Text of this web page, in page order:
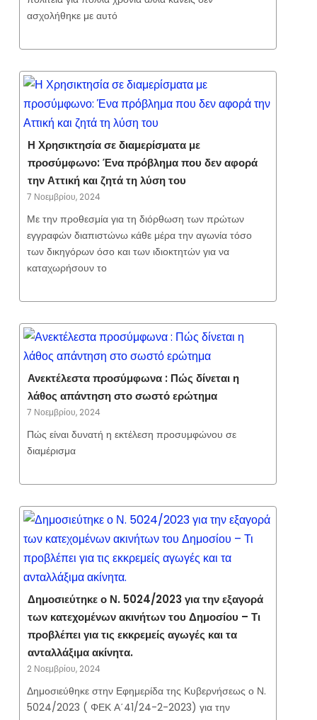
ασχολήθηκε με αυτό
Η Χρησικτησία σε διαμερίσματα με
προσύμφωνο: Ένα πρόβλημα που δεν αφορά
την Αττική και ζητά τη λύση του
7 Νοεμβρίου, 2024
Με την προθεσμία για τη διόρθωση των πρώτων
εγγραφών διαπιστώνω κάθε μέρα την αγωνία τόσο
των δικηγόρων όσο και των ιδιοκτητών για να
καταχωρήσουν το
Ανεκτέλεστα προσύμφωνα : Πώς δίνεται η
λάθος απάντηση στο σωστό ερώτημα
7 Νοεμβρίου, 2024
Πώς είναι δυνατή η εκτέλεση προσυμφώνου σε
διαμέρισμα
Δημοσιεύτηκε ο Ν. 5024/2023 για την εξαγορά
των κατεχομένων ακινήτων του Δημοσίου – Τι
προβλέπει για τις εκκρεμείς αγωγές και τα
ανταλλάξιμα ακίνητα.
2 Νοεμβρίου, 2024
Δημοσιεύθηκε στην Εφημερίδα της Κυβερνήσεως ο Ν.
5024/2023 ( ΦΕΚ Α΄41/24-2-2023) για την